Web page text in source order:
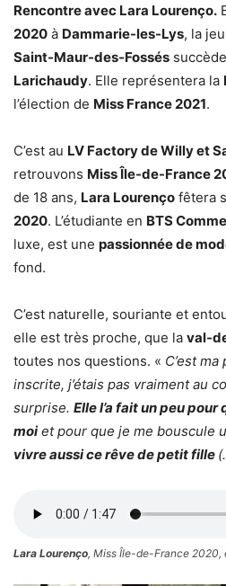
Rencontre avec Lara Lourenço.
2020 à Dammarie-les-Lys, la
Saint-Maur-des-Fossés
Larichaudy. Elle représentera la
l’élection de Miss France 2021.
C’est au LV Factory de Willy et
retrouvons Miss Île-de-France
de 18 ans, Lara Lourenço fêtera
2020. L’étudiante en BTS
luxe, est une passionnée de
fond.
C’est naturelle, souriante et
elle est très proche, que la val-
toutes nos questions. « C’est
inscrite, j’étais pas vraiment au
surprise. Elle l’a fait un peu pour
moiet pour que je me bouscule
vivre aussi ce rêve de petit fille
Lara Lourenço, Miss Île-de-France 2020,